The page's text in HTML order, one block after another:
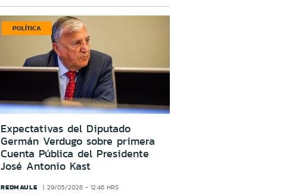
POLÍTICA
Expectativas del Diputado
Germán Verdugo sobre primera
Cuenta Pública del Presidente
José Antonio Kast
REDMAULE 29/05/2026 - 12:46 HRS